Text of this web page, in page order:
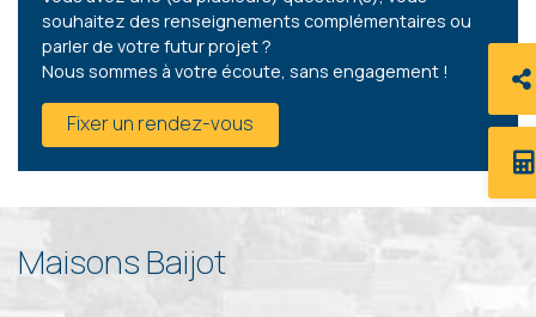
souhaitez des renseignements complémentaires ou
parler de votre futur projet ?
Nous sommes à votre écoute, sans engagement !
Fixer un rendez-vous
Maisons Baijot